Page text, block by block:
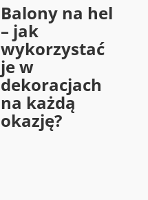
Balony na hel
– jak
wykorzystać
je w
dekoracjach
na każdą
okazję?